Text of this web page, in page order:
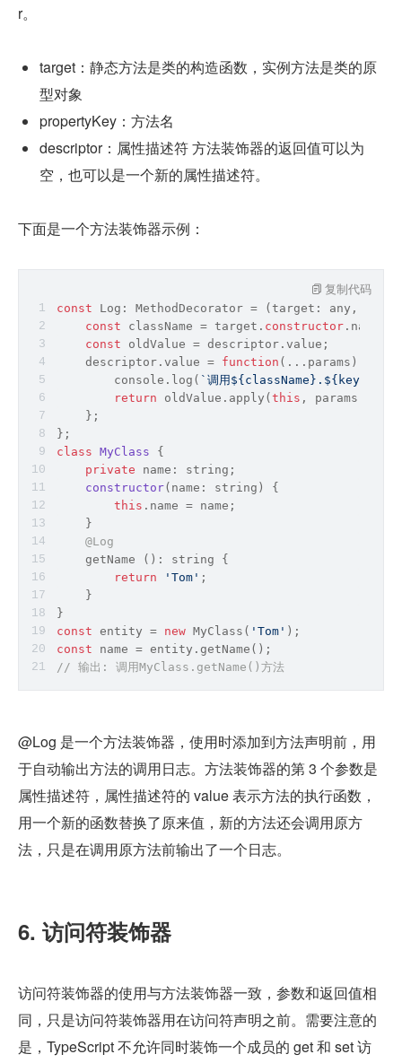
r。
target：静态方法是类的构造函数，实例方法是类的原
型对象
propertyKey：方法名
descriptor：属性描述符 方法装饰器的返回值可以为
空，也可以是一个新的属性描述符。
下面是一个方法装饰器示例：
const Log: MethodDecorator = ( target: any , key:
const className = target. constructor .name;
const oldValue = descriptor.value;
    descriptor.value =
function ( ...params )
console .log( `调用 ${className} . ${key}
return oldValue.apply( this , params);
    };
};
class MyClass
{
private name: string ;
constructor( name: string )
{
this .name = name;
    }
@Log
    getName ():
string {
return
'Tom' ;
    }
}
const entity = new MyClass( 'Tom' );
const name = entity.getName();
// 输出: 调用MyClass.getName()方法
复制代码
@Log 是一个方法装饰器，使用时添加到方法声明前，用
于自动输出方法的调用日志。方法装饰器的第 3 个参数是
属性描述符，属性描述符的 value 表示方法的执行函数，
用一个新的函数替换了原来值，新的方法还会调用原方
法，只是在调用原方法前输出了一个日志。
6. 访问符装饰器
访问符装饰器的使用与方法装饰器一致，参数和返回值相
同，只是访问符装饰器用在访问符声明之前。需要注意的
是，TypeScript 不允许同时装饰一个成员的 get 和 set 访